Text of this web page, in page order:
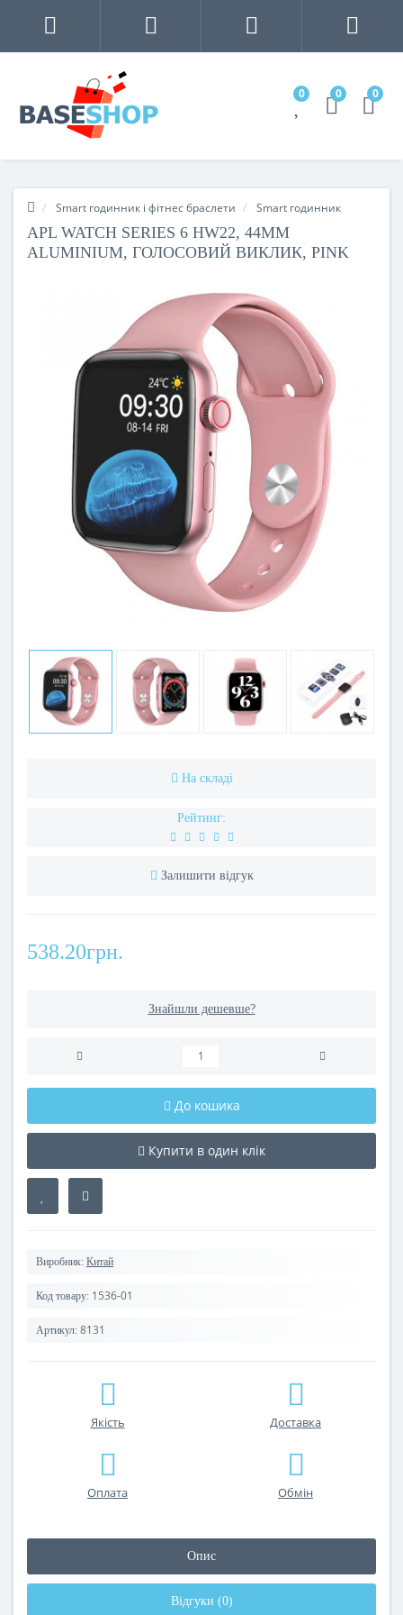
0 0 0
Smart годинник і фітнес браслети Smart годинник
APL WATCH SERIES 6 HW22, 44MM
ALUMINIUM, ГОЛОСОВИЙ ВИКЛИК, PINK
На складі
Рейтинг:
Залишити відгук
538.20грн.
Знайшли дешевше?
До кошика
Купити в один клік
Виробник: Китай
Код товару: 1536-01
Артикул: 8131
Якість Доставка
Оплата Обмін
Опис
Відгуки (0)